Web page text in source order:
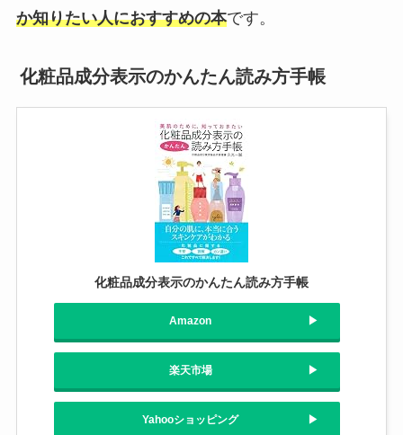
か知りたい人におすすめの本です。
化粧品成分表示のかんたん読み方手帳
化粧品成分表示のかんたん読み方手帳
Amazon
楽天市場
Yahooショッピング